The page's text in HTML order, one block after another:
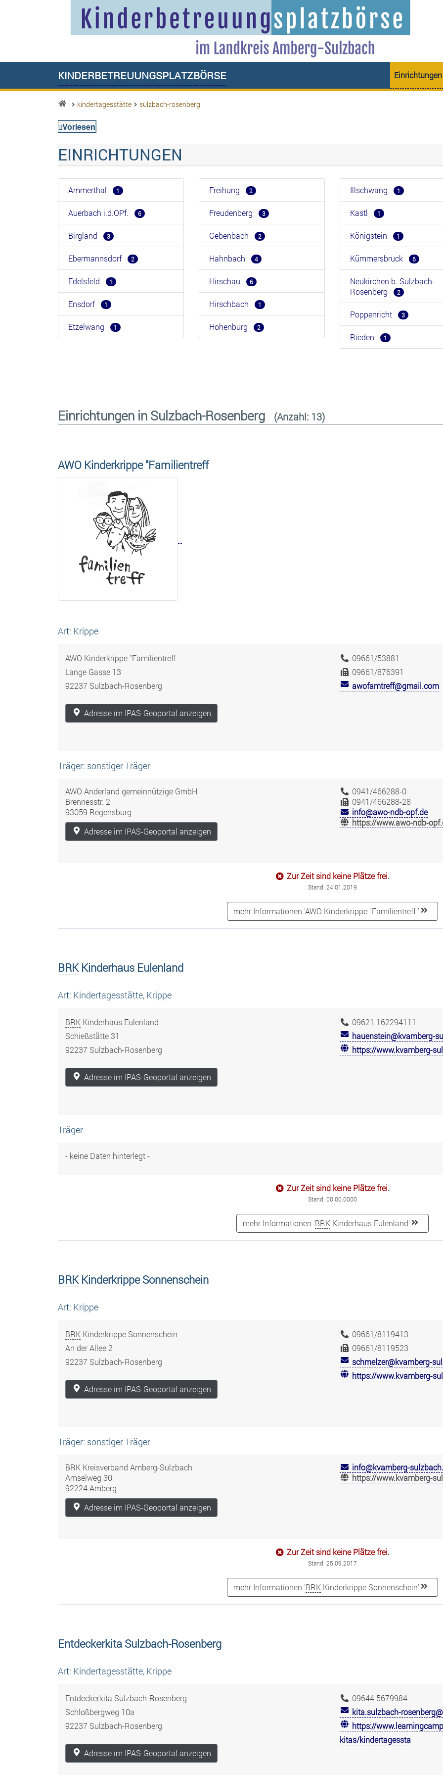
Kinderbetreuungsplatzbörse Einrichtungen
kindertagesstätte sulzbach-rosenberg
Vorlesen
EINRICHTUNGEN
Ammerthal 1
Auerbach i.d.OPf. 6
Birgland 3
Ebermannsdorf 2
Edelsfeld 1
Ensdorf 1
Etzelwang 1
Freihung 2
Freudenberg 3
Gebenbach 2
Hahnbach 4
Hirschau 6
Hirschbach 1
Hohenburg 2
Illschwang 1
Kastl 1
Königstein 1
Kümmersbruck 6
Neukirchen b. Sulzbach-
Rosenberg
2
Poppenricht 3
Rieden 1
Einrichtungen in Sulzbach-Rosenberg (Anzahl: 13)
AWO Kinderkrippe "Familientreff
Art: Krippe
AWO Kinderkrippe "Familientreff
Lange Gasse 13
92237 Sulzbach-Rosenberg
Adresse im IPAS-Geoportal anzeigen
09661/53881
09661/876391
awofamtreff@gmail.com
Träger: sonstiger Träger
AWO Anderland gemeinnützige GmbH
Brennesstr. 2
93059 Regensburg
Adresse im IPAS-Geoportal anzeigen
0941/466288-0
0941/466288-28
info@awo-ndb-opf.de
https://www.awo-ndb-
Zur Zeit sind keine Plätze frei.
Stand: 24.01.2019
mehr Informationen 'AWO Kinderkrippe "Familientreff '
BRK Kinderhaus Eulenland
Art: Kindertagesstätte, Krippe
BRK Kinderhaus Eulenland
Schießstätte 31
92237 Sulzbach-Rosenberg
Adresse im IPAS-Geoportal anzeigen
09621 162294111
hauenstein@kvamberg-
https://www.kvamberg-
Träger
- keine Daten hinterlegt -
Zur Zeit sind keine Plätze frei.
Stand: 00.00.0000
mehr Informationen 'BRKKinderhaus Eulenland'
BRKKinderkrippe Sonnenschein
Art: Krippe
BRK Kinderkrippe Sonnenschein
An der Allee 2
92237 Sulzbach-Rosenberg
Adresse im IPAS-Geoportal anzeigen
09661/8119413
09661/8119523
schmelzer@kvamberg-
https://www.kvamberg-
Träger: sonstiger Träger
BRK Kreisverband Amberg-Sulzbach
Amselweg 30
92224 Amberg
Adresse im IPAS-Geoportal anzeigen
info@kvamberg-
https://www.kvamberg-
Zur Zeit sind keine Plätze frei.
Stand: 25.09.2017
mehr Informationen 'BRKKinderkrippe Sonnenschein'
Entdeckerkita Sulzbach-Rosenberg
Art: Kindertagesstätte, Krippe
Entdeckerkita Sulzbach-Rosenberg
Schloßbergweg 10a
92237 Sulzbach-Rosenberg
Adresse im IPAS-Geoportal anzeigen
09644 5679984
kita.sulzbach-
https://
kitas/kindertagessta